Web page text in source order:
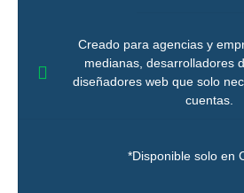
Creado para agencias y
medianas, desarrolladores
diseñadores web que solo
cuentas.
*Disponible solo en